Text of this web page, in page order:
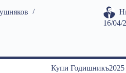
16/04/
Купи Годишникъ2025